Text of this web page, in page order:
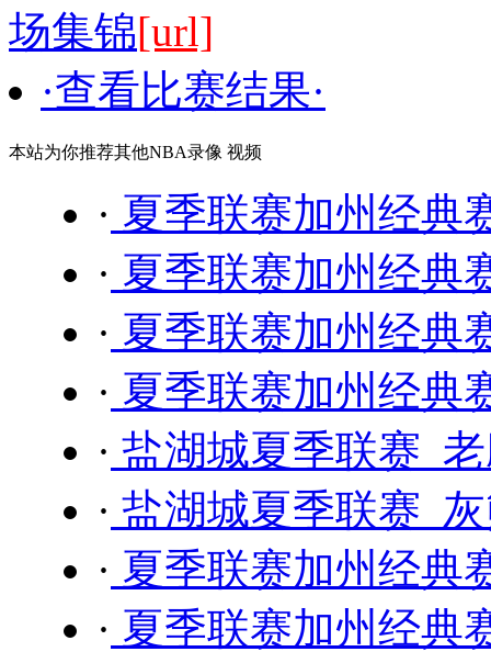
场集锦[url]
·查看比赛结果·
本站为你推荐其他NBA录像 视频
· 夏季联赛加州经典
· 夏季联赛加州经典
· 夏季联赛加州经典
· 夏季联赛加州经典
· 盐湖城夏季联赛
· 盐湖城夏季联赛
· 夏季联赛加州经典
· 夏季联赛加州经典